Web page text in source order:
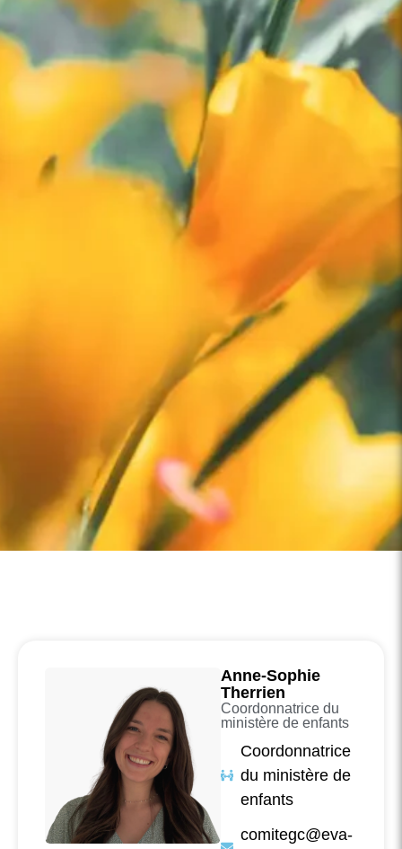
Anne-Sophie
Therrien
Coordonnatrice du
ministère de enfants
Coordonnatrice
du ministère de
enfants
comitegc@eva-